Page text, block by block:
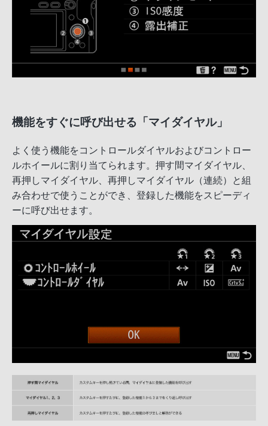
機能をすぐに呼び出せる「マイダイヤル」
よく使う機能をコントロールダイヤルおよびコントロー
ルホイールに割り当てられます。押す間マイダイヤル、
再押しマイダイヤル、再押しマイダイヤル（連続）と組
み合わせで使うことができ、登録した機能をスピーディ
ーに呼び出せます。